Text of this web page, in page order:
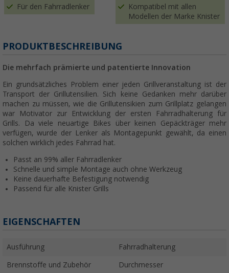
Für den Fahrradlenker
Kompatibel mit allen
Modellen der Marke Knister
PRODUKTBESCHREIBUNG
Die mehrfach prämierte und patentierte Innovation
Ein grundsätzliches Problem einer jeden Grillveranstaltung ist der
Transport der Grillutensilien. Sich keine Gedanken mehr darüber
machen zu müssen, wie die Grillutensikien zum Grillplatz gelangen
war Motivator zur Entwicklung der ersten Fahrradhalterung für
Grills. Da viele neuartige Bikes über keinen Gepäckträger mehr
verfügen, wurde der Lenker als Montagepunkt gewählt, da einen
solchen wirklich jedes Fahrrad hat.
Passt an 99% aller Fahrradlenker
Schnelle und simple Montage auch ohne Werkzeug
Keine dauerhafte Befestigung notwendig
Passend für alle Knister Grills
EIGENSCHAFTEN
Ausführung Fahrradhalterung
Brennstoffe und Zubehör Durchmesser